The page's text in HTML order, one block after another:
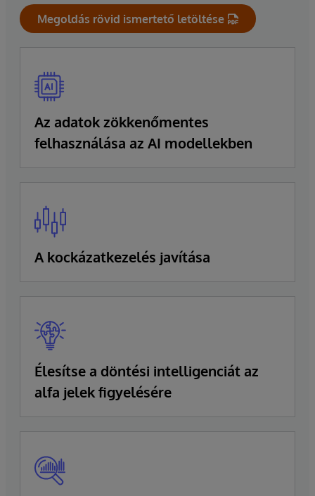
Megoldás rövid ismertető letöltése
Az adatok zökkenőmentes
felhasználása az AI modellekben
A kockázatkezelés javítása
Élesítse a döntési intelligenciát az
alfa jelek figyelésére